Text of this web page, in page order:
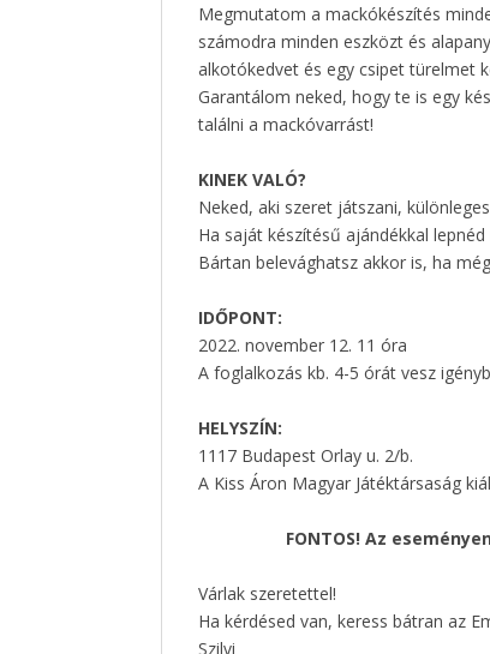
Megmutatom a mackókészítés
számodra minden eszközt és
alkotókedvet és egy csipet türelmet
Garantálom neked, hogy te is egy
találni a mackóvarrást!
KINEK VALÓ?
Neked, aki szeret játszani,
Ha saját készítésű ajándékkal
Bártan belevághatsz akkor is, ha
IDŐPONT:
2022. november 12. 11 óra
A foglalkozás kb. 4-5 órát vesz
HELYSZÍN:
1117 Budapest Orlay u. 2/b.
A Kiss Áron Magyar Játéktársaság
FONTOS! Az
Várlak szeretettel!
Ha kérdésed van, keress bátran az
Szilvi